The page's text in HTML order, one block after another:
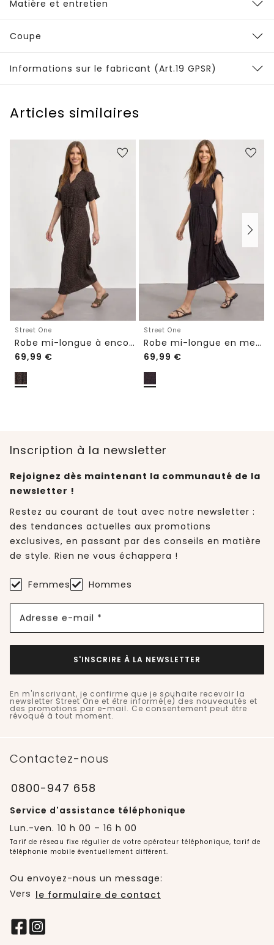
Matière et entretien
Coupe
Informations sur le fabricant (Art.19 GPSR)
Articles similaires
Street One
Robe mi-longue à encolure en V et imprimé léopard
69,99 €
Street One
Robe mi-longue en mesh avec imprimé
69,99 €
Inscription à la newsletter
Rejoignez dès maintenant la communauté de la
newsletter !
Restez au courant de tout avec notre newsletter :
des tendances actuelles aux promotions
exclusives, en passant par des conseils en matière
de style. Rien ne vous échappera !
Femmes Hommes
Adresse e-mail *
S'INSCRIRE À LA NEWSLETTER
En m'inscrivant, je confirme que je souhaite recevoir la
newsletter Street One et être informé(e) des nouveautés et
des promotions par e-mail. Ce consentement peut être
révoqué à tout moment.
Contactez-nous
0800-947 658
Service d'assistance téléphonique
Lun.-ven. 10 h 00 – 16 h 00
Tarif de réseau fixe régulier de votre opérateur téléphonique, tarif de
téléphonie mobile éventuellement différent.
Ou envoyez-nous un message:
Vers le formulaire de contact